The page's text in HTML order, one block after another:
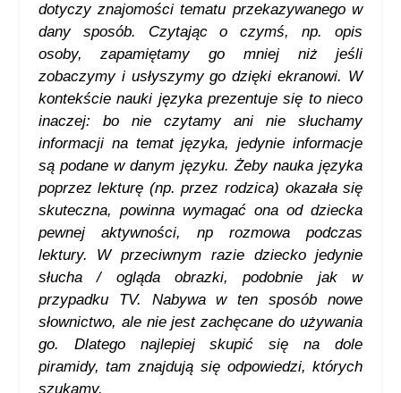
dotyczy znajomości tematu przekazywanego w
dany sposób. Czytając o czymś, np. opis
osoby, zapamiętamy go mniej niż jeśli
zobaczymy i usłyszymy go dzięki ekranowi. W
kontekście nauki języka prezentuje się to nieco
inaczej: bo nie czytamy ani nie słuchamy
informacji na temat języka, jedynie informacje
są podane w danym języku. Żeby nauka języka
poprzez lekturę (np. przez rodzica) okazała się
skuteczna, powinna wymagać ona od dziecka
pewnej aktywności, np rozmowa podczas
lektury. W przeciwnym razie dziecko jedynie
słucha / ogląda obrazki, podobnie jak w
przypadku TV. Nabywa w ten sposób nowe
słownictwo, ale nie jest zachęcane do używania
go. Dlatego najlepiej skupić się na dole
piramidy, tam znajdują się odpowiedzi, których
szukamy.